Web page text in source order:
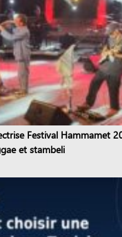
Festival Hammamet
et stambeli